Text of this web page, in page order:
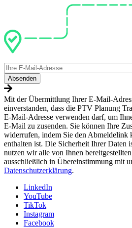
E-
Mail
Mit der Übermittlung Ihrer E-Mail-
einverstanden, dass die PTV Planung
E-Mail-Adresse verwenden darf, um
E-Mail zu zusenden. Sie können Ihre
widerrufen, indem Sie den Abmeldelink
enthalten ist. Die Sicherheit Ihrer Daten
nutzen wir alle von Ihnen
ausschließlich in Übereinstimmung mit
Datenschutzerklärung.
LinkedIn
YouTube
TikTok
Instagram
Facebook